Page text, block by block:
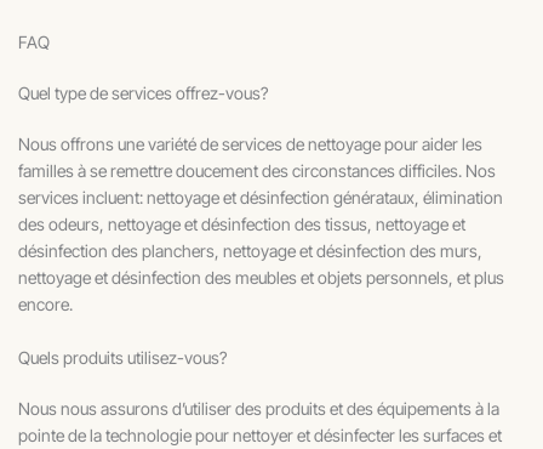
FAQ
Quel type de services offrez-vous?
Nous offrons une variété de services de nettoyage pour aider les
familles à se remettre doucement des circonstances difficiles. Nos
services incluent: nettoyage et désinfection générataux, élimination
des odeurs, nettoyage et désinfection des tissus, nettoyage et
désinfection des planchers, nettoyage et désinfection des murs,
nettoyage et désinfection des meubles et objets personnels, et plus
encore.
Quels produits utilisez-vous?
Nous nous assurons d’utiliser des produits et des équipements à la
pointe de la technologie pour nettoyer et désinfecter les surfaces et